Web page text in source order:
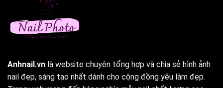
Anhnail.vn là website chuyên tổng hợp và chia sẻ hình ảnh
nail đẹp, sáng tạo nhất dành cho cộng đồng yêu làm đẹp.